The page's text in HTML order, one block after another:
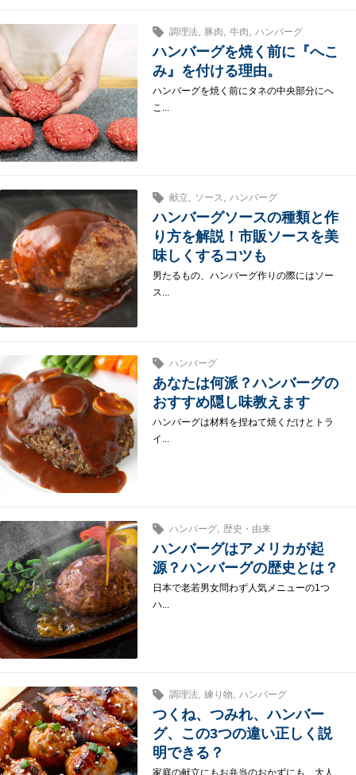
調理法, 豚肉, 牛肉, ハンバーグ
ハンバーグを焼く前に『へこ
み』を付ける理由。
ハンバーグを焼く前にタネの中央部分にへ
こ...
献立 ソース ハンバーグ
ハンバーグソースの種類と作
り方を解説！市販ソースを美
味しくするコツも
男たるもの、ハンバーグ作りの際にはソー
ス...
ハンバーグ
あなたは何派？ハンバーグの
おすすめ隠し味教えます
ハンバーグは材料を捏ねて焼くだけとトラ
イ...
ハンバーグ, 歴史・由来
ハンバーグはアメリカが起
源？ハンバーグの歴史とは？
日本で老若男女問わず人気メニューの1つ
ハ...
調理法, 練り物 ハンバーグ
つくね、つみれ、ハンバー
グ、この3つの違い正しく説
明できる？
家庭の献立にもお弁当のおかずにも、大人